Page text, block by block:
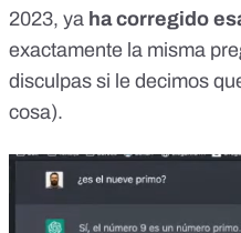
2023, ya ha corregido
exactamente la misma
disculpas si le decimos
cosa).